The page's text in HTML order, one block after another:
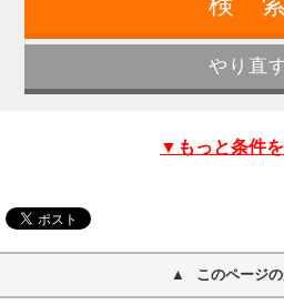
▼もっと条件
このページ